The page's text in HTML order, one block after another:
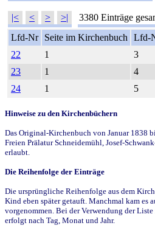
|< < > >| 3380 Einträge
Lfd-Nr
Seite im Kirchenbuch Lfd-
22
1 3
23
1 4
24
1 5
Hinweise zu den Kirchenbüchern
Das Original-Kirchenbuch von Januar 1838
Freien Prälatur Schneidemühl, Josef-
erlaubt.
Die Reihenfolge der Einträge
Die ursprüngliche Reihenfolge aus dem
Kind eben später getauft. Manchmal kam es
vorgenommen. Bei der Verwendung der
erfolgt nach Tag, Monat und Jahr.